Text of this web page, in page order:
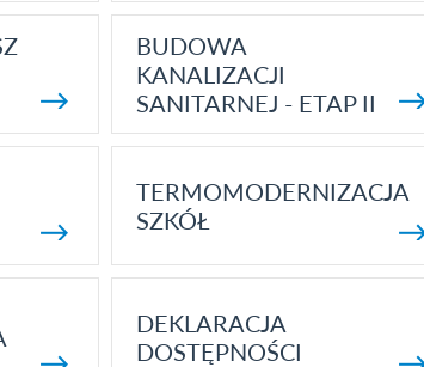
BUDOWA
KANALIZACJI
SANITARNEJ - ETAP II
TERMOMODERNIZACJA
SZKÓŁ
DEKLARACJA
DOSTĘPNOŚCI